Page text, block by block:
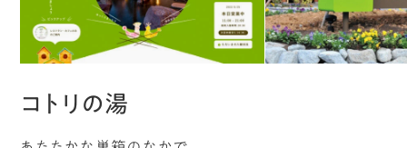
コトリの湯